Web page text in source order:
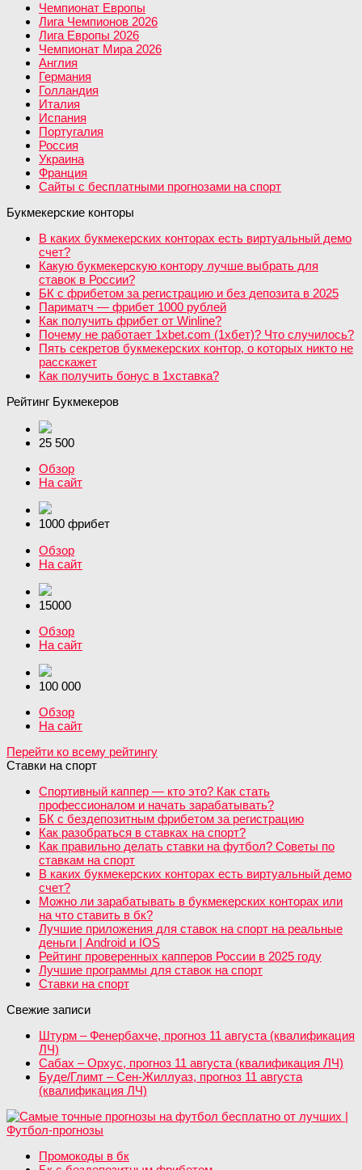
Чемпионат Европы
Лига Чемпионов 2026
Лига Европы 2026
Чемпионат Мира 2026
Англия
Германия
Голландия
Италия
Испания
Португалия
Россия
Украина
Франция
Сайты с бесплатными прогнозами на спорт
Букмекерские конторы
В каких букмекерских конторах есть виртуальный демо
счет?
Какую букмекерскую контору лучше выбрать для
ставок в России?
БК с фрибетом за регистрацию и без депозита в 2025
Париматч — фрибет 1000 рублей
Как получить фрибет от Winline?
Почему не работает 1xbet.com (1хбет)? Что случилось?
Пять секретов букмекерских контор, о которых никто не
расскажет
Как получить бонус в 1хставка?
Рейтинг Букмекеров
25 500
Обзор
На сайт
1000 фрибет
Обзор
На сайт
15000
Обзор
На сайт
100 000
Обзор
На сайт
Перейти ко всему рейтингу
Ставки на спорт
Спортивный каппер — кто это? Как стать
профессионалом и начать зарабатывать?
БК с бездепозитным фрибетом за регистрацию
Как разобраться в ставках на спорт?
Как правильно делать ставки на футбол? Советы по
ставкам на спорт
В каких букмекерских конторах есть виртуальный демо
счет?
Можно ли зарабатывать в букмекерских конторах или
на что ставить в бк?
Лучшие приложения для ставок на спорт на реальные
деньги | Android и IOS
Рейтинг проверенных капперов России в 2025 году
Лучшие программы для ставок на спорт
Ставки на спорт
Свежие записи
Штурм – Фенербахче, прогноз 11 августа (квалификация
ЛЧ)
Сабах – Орхус, прогноз 11 августа (квалификация ЛЧ)
Буде/Глимт – Сен-Жиллуаз, прогноз 11 августа
(квалификация ЛЧ)
Промокоды в бк